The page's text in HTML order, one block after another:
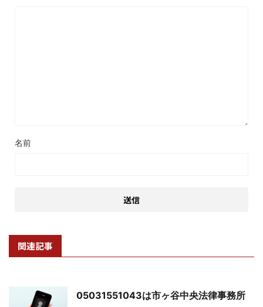
名前
関連記事
05031551043は市ヶ谷中央法律事務所